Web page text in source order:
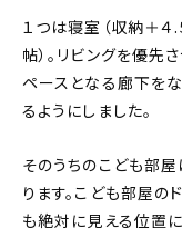
About
会社概要
お問い合わせ
１つは寝室（収納＋４.
帖）。リビングを優先
ペースとなる廊下を
るようにしました。
そのうちのこども部屋
ります。こども部屋の
も絶対に見える位置